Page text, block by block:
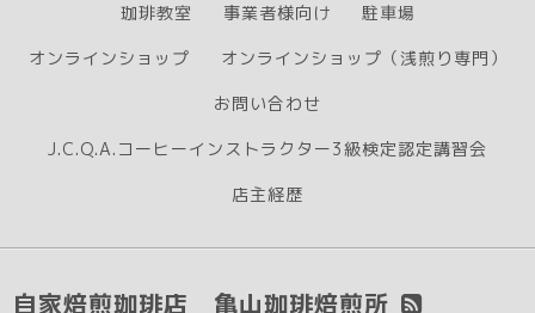
珈琲教室
事業者様向け
駐車場
オンラインショップ
オンラインショップ（浅煎り専門）
お問い合わせ
J.C.Q.A.コーヒーインストラクター3級検定認定講習会
店主経歴
自家焙煎珈琲店 亀山珈琲焙煎所